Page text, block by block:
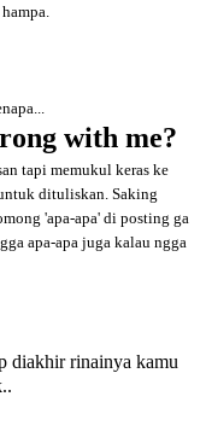
with me?
tapi memukul keras ke
dituliskan. Saking
'apa-apa' di posting ga
apa-apa juga kalau ngga
diakhir rinainya kamu